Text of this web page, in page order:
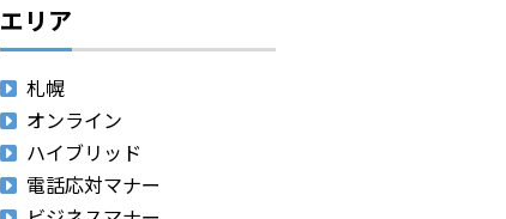
エリア
札幌
オンライン
ハイブリッド
電話応対マナー